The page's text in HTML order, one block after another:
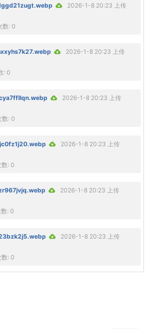
2026-1-8 20:23 上传
数: 0
2026-1-8 20:23 上传
: 0
2026-1-8 20:23 上传
数: 0
2026-1-8 20:23 上传
: 0
2026-1-8 20:23 上传
: 0
2026-1-8 20:23 上传
数: 0